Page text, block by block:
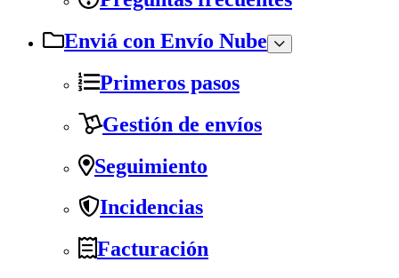
Enviá con Envío Nube
Primeros pasos
Gestión de envíos
Seguimiento
Incidencias
Facturación